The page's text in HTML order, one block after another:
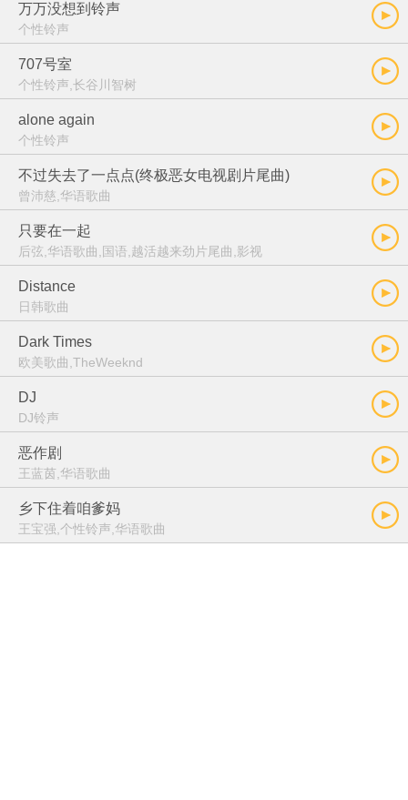
万万没想到铃声
个性铃声
707号室
个性铃声,长谷川智树
alone again
个性铃声
不过失去了一点点(终极恶女电视剧片尾曲)
曾沛慈,华语歌曲
只要在一起
后弦,华语歌曲,国语,越活越来劲片尾曲,影视
Distance
日韩歌曲
Dark Times
欧美歌曲,TheWeeknd
DJ
DJ铃声
恶作剧
王蓝茵,华语歌曲
乡下住着咱爹妈
王宝强,个性铃声,华语歌曲